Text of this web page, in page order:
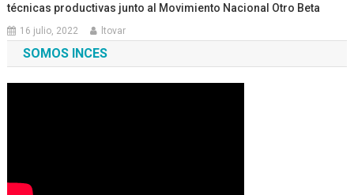
técnicas productivas junto al Movimiento Nacional Otro Beta
16 julio, 2022 ltovar
SOMOS INCES